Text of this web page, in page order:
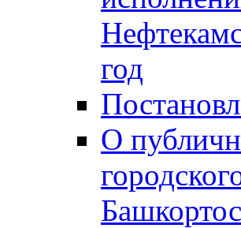
год
О